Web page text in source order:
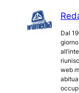
Dal
web